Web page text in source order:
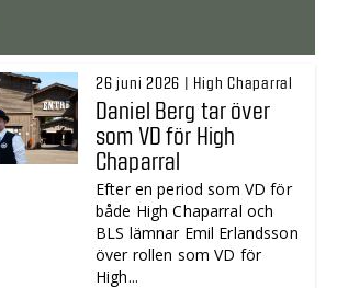
26 juni 2026 | High Chaparral
Daniel Berg tar över
som VD för High
Chaparral
Efter en period som VD för
både High Chaparral och
BLS lämnar Emil Erlandsson
över rollen som VD för
High...